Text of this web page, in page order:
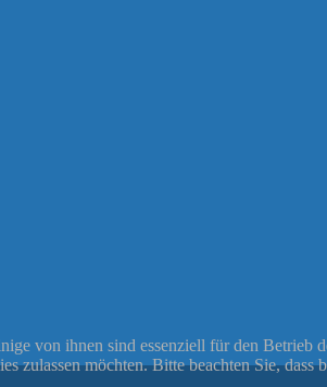
von ihnen sind essenziell für den
zulassen möchten. Bitte beachten Sie,